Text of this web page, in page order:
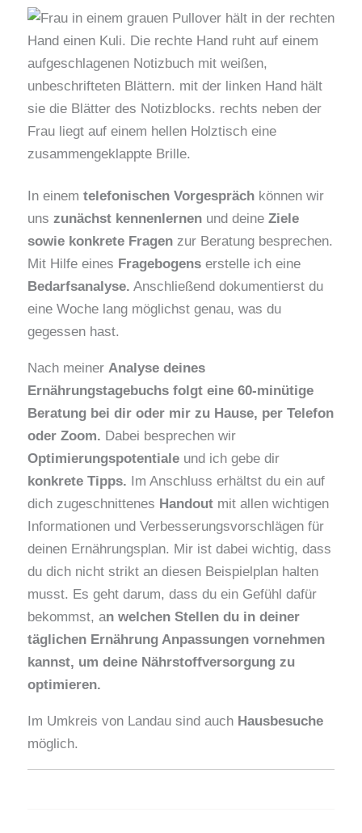
In einem telefonischen Vorgespräch können wir
uns zunächst kennenlernen und deine Ziele
sowie konkrete Fragen zur Beratung besprechen.
Mit Hilfe eines Fragebogens erstelle ich eine
Bedarfsanalyse. Anschließend dokumentierst du
eine Woche lang möglichst genau, was du
gegessen hast.
Nach meiner Analyse deines
Ernährungstagebuchs folgt eine 60-minütige
Beratung bei dir oder mir zu Hause, per Telefon
oder Zoom. Dabei besprechen wir
Optimierungspotentiale und ich gebe dir
konkrete Tipps. Im Anschluss erhältst du ein auf
dich zugeschnittenes Handout mit allen wichtigen
Informationen und Verbesserungsvorschlägen für
deinen Ernährungsplan. Mir ist dabei wichtig, dass
du dich nicht strikt an diesen Beispielplan halten
musst. Es geht darum, dass du ein Gefühl dafür
bekommst, an welchen Stellen du in deiner
täglichen Ernährung Anpassungen vornehmen
kannst, um deine Nährstoffversorgung zu
optimieren.
Im Umkreis von Landau sind auch Hausbesuche
möglich.